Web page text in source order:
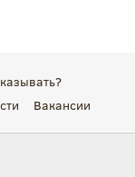
Вакансии